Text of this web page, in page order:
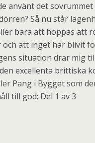
använt det
Så nu står
bara att hoppas att
att inget har blivit
situation drar mig
excellenta brittiska
Pang i Bygget som
till god; Del 1 av 3